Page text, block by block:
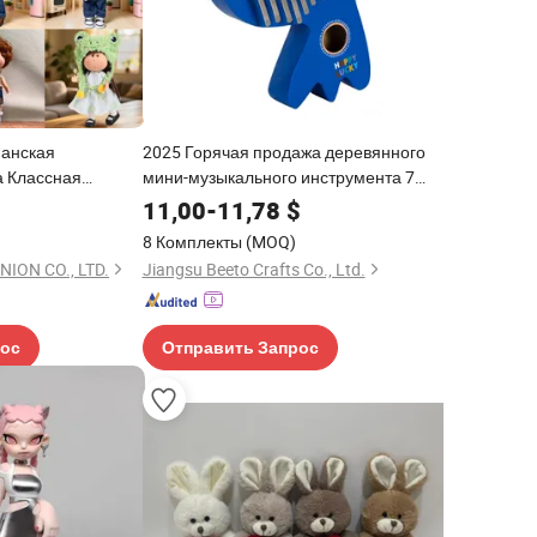
Классная
CO., LTD.
2025 Горячая продажа деревянного
мини-музыкального инструмента 7
Клавиши пальцевого пианино
портативный маримба музыкальный с
шнурком подарок на Валентинов день
игрушки калимба
11,00-11,78 $
8 Комплекты (MOQ)
Jiangsu Beeto Crafts Co., Ltd.
Отправить Запрос